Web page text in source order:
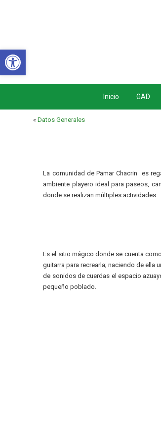
Inicio GAD
«Datos Generales
La comunidad de Pamar Chacrin es
ambiente playero ideal para paseos,
donde se realizan múltiples actividades.
Es el sitio mágico donde se cuenta
guitarra para recrearla; naciendo de ella
de sonidos de cuerdas el espacio
pequeño poblado.
Abrir barra de herramientas